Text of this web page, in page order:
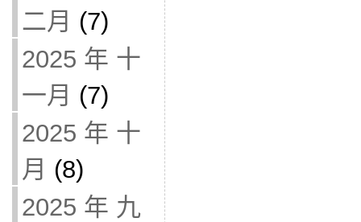
二月 (7)
2025 年 十
一月 (7)
2025 年 十
月 (8)
2025 年 九